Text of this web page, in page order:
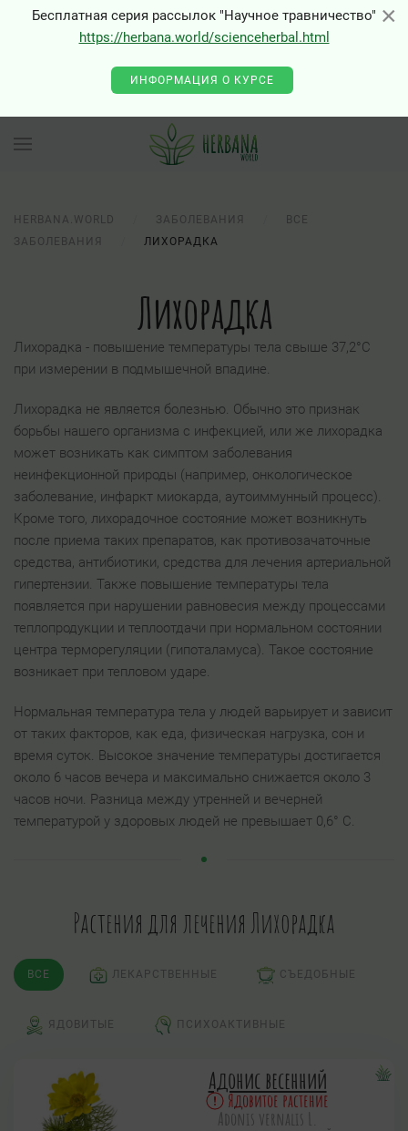
×
Бесплатная серия рассылок "Научное травничество"
https://herbana.world/scienceherbal.html
ИНФОРМАЦИЯ О КУРСЕ
HERBANA.WORLD ЗАБОЛЕВАНИЯ
ВСЕ
ЗАБОЛЕВАНИЯ
ЛИХОРАДКА
Лихорадка
Лихорадка - повышение температуры тела свыше 37,2°С
при измерении в подмышечной впадине.
Лихорадка не является болезнью. Обычно это признак
борьбы нашего организма с инфекцией, или же лихорадка
может возникать как симптом заболевания
неинфекционной природы (например, онкологическое
заболевание, инфаркт миокарда, аутоиммунный процесс).
Кроме того, лихорадочное состояние может возникнуть
после приема таких препаратов, как противозачаточные
средства, антибиотики, средства для лечения артериальной
гипертензии. Также повышение температуры тела
появляется при нарушении равновесия между процессами
теплопродукции и теплоотдачи при нормальном состоянии
центра терморегуляции (гипоталамуса). Такое состояние
возникает при тепловом ударе.
Нормальная температура тела у людей варьирует и зависит
от таких факторов, как еда, физическая нагрузка, сон и
время суток. Высокое значение температуры достигается
около 6 часов вечера и максимально снижается около 3
часов ночи. Разница между утренней и вечерней
температурой у здоровых людей не превышает 0,6° С.
Растения для лечения Лихорадка
ВСЕ ЛЕКАРСТВЕННЫЕ СЪЕДОБНЫЕ
ЯДОВИТЫЕ ПСИХОАКТИВНЫЕ
Адонис весенний
Ядовитое растение
Adonis vernalis L.
×